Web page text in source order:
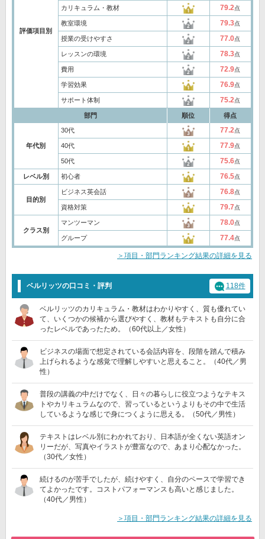
評価項目別
カリキュラム・教材 79.2点
教室環境 79.3点
授業の受けやすさ 77.0点
レッスンの環境 78.3点
費用 72.9点
学習効果 76.9点
サポート体制 75.2点
部門 順位 得点
年代別
30代 77.2点
40代 77.9点
50代 75.6点
レベル別 初心者 76.5点
目的別
ビジネス英会話 76.8点
資格対策 79.7点
クラス別
マンツーマン 78.0点
グループ 77.4点
＞項目・部門ランキング結果の詳細を見る
ベルリッツの口コミ・評判 118件
ベルリッツのカリキュラム・教材はわかりやすく、質も優れてい
て、いくつかの候補から選びやすく、教材もテキストも自分に合
ったレベルであったため。（60代以上／女性）
ビジネスの場面で想定されている会話内容を、段階を踏んで積み
上げられるような感覚で理解しやすいと思えること。（40代／男
性）
普段の講義の中だけでなく、日々の暮らしに役立つようなテキス
トやカリキュラムなので、習っているというよりもその中で生活
しているような感じで身につくように思える。（50代／男性）
テキストはレベル別にわかれており、日本語が全くない英語オン
リーだが、写真やイラストが豊富なので、あまり心配なかった。
（30代／女性）
続けるのが苦手でしたが、続けやすく、自分のペースで学習でき
てよかったです。コストパフォーマンスも高いと感じました。
（40代／男性）
＞項目・部門ランキング結果の詳細を見る